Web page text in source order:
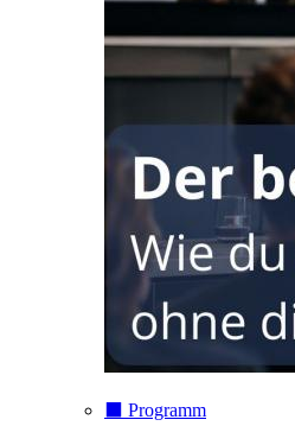
⬛️ Programm